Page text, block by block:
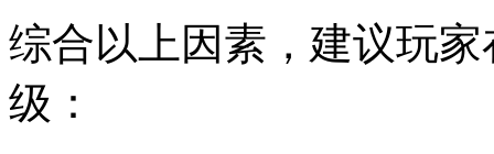
综合以上因素，建议玩
级：